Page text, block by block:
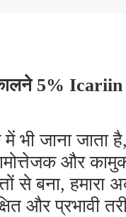
5%
भी जाना जाता
और
से बना, हमारा
और प्रभावी